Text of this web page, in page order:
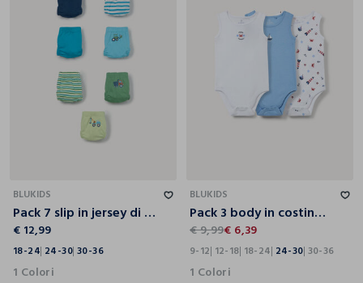
BLUKIDS
Pack 7 slip in jersey di puro cotone
€ 12,99
18-24 24-30 30-36
1 Colori
BLUKIDS
Pack 3 body in costina di puro cotone
€ 9,99€ 6,39
9-12 12-18 18-24 24-30 30-36
1 Colori